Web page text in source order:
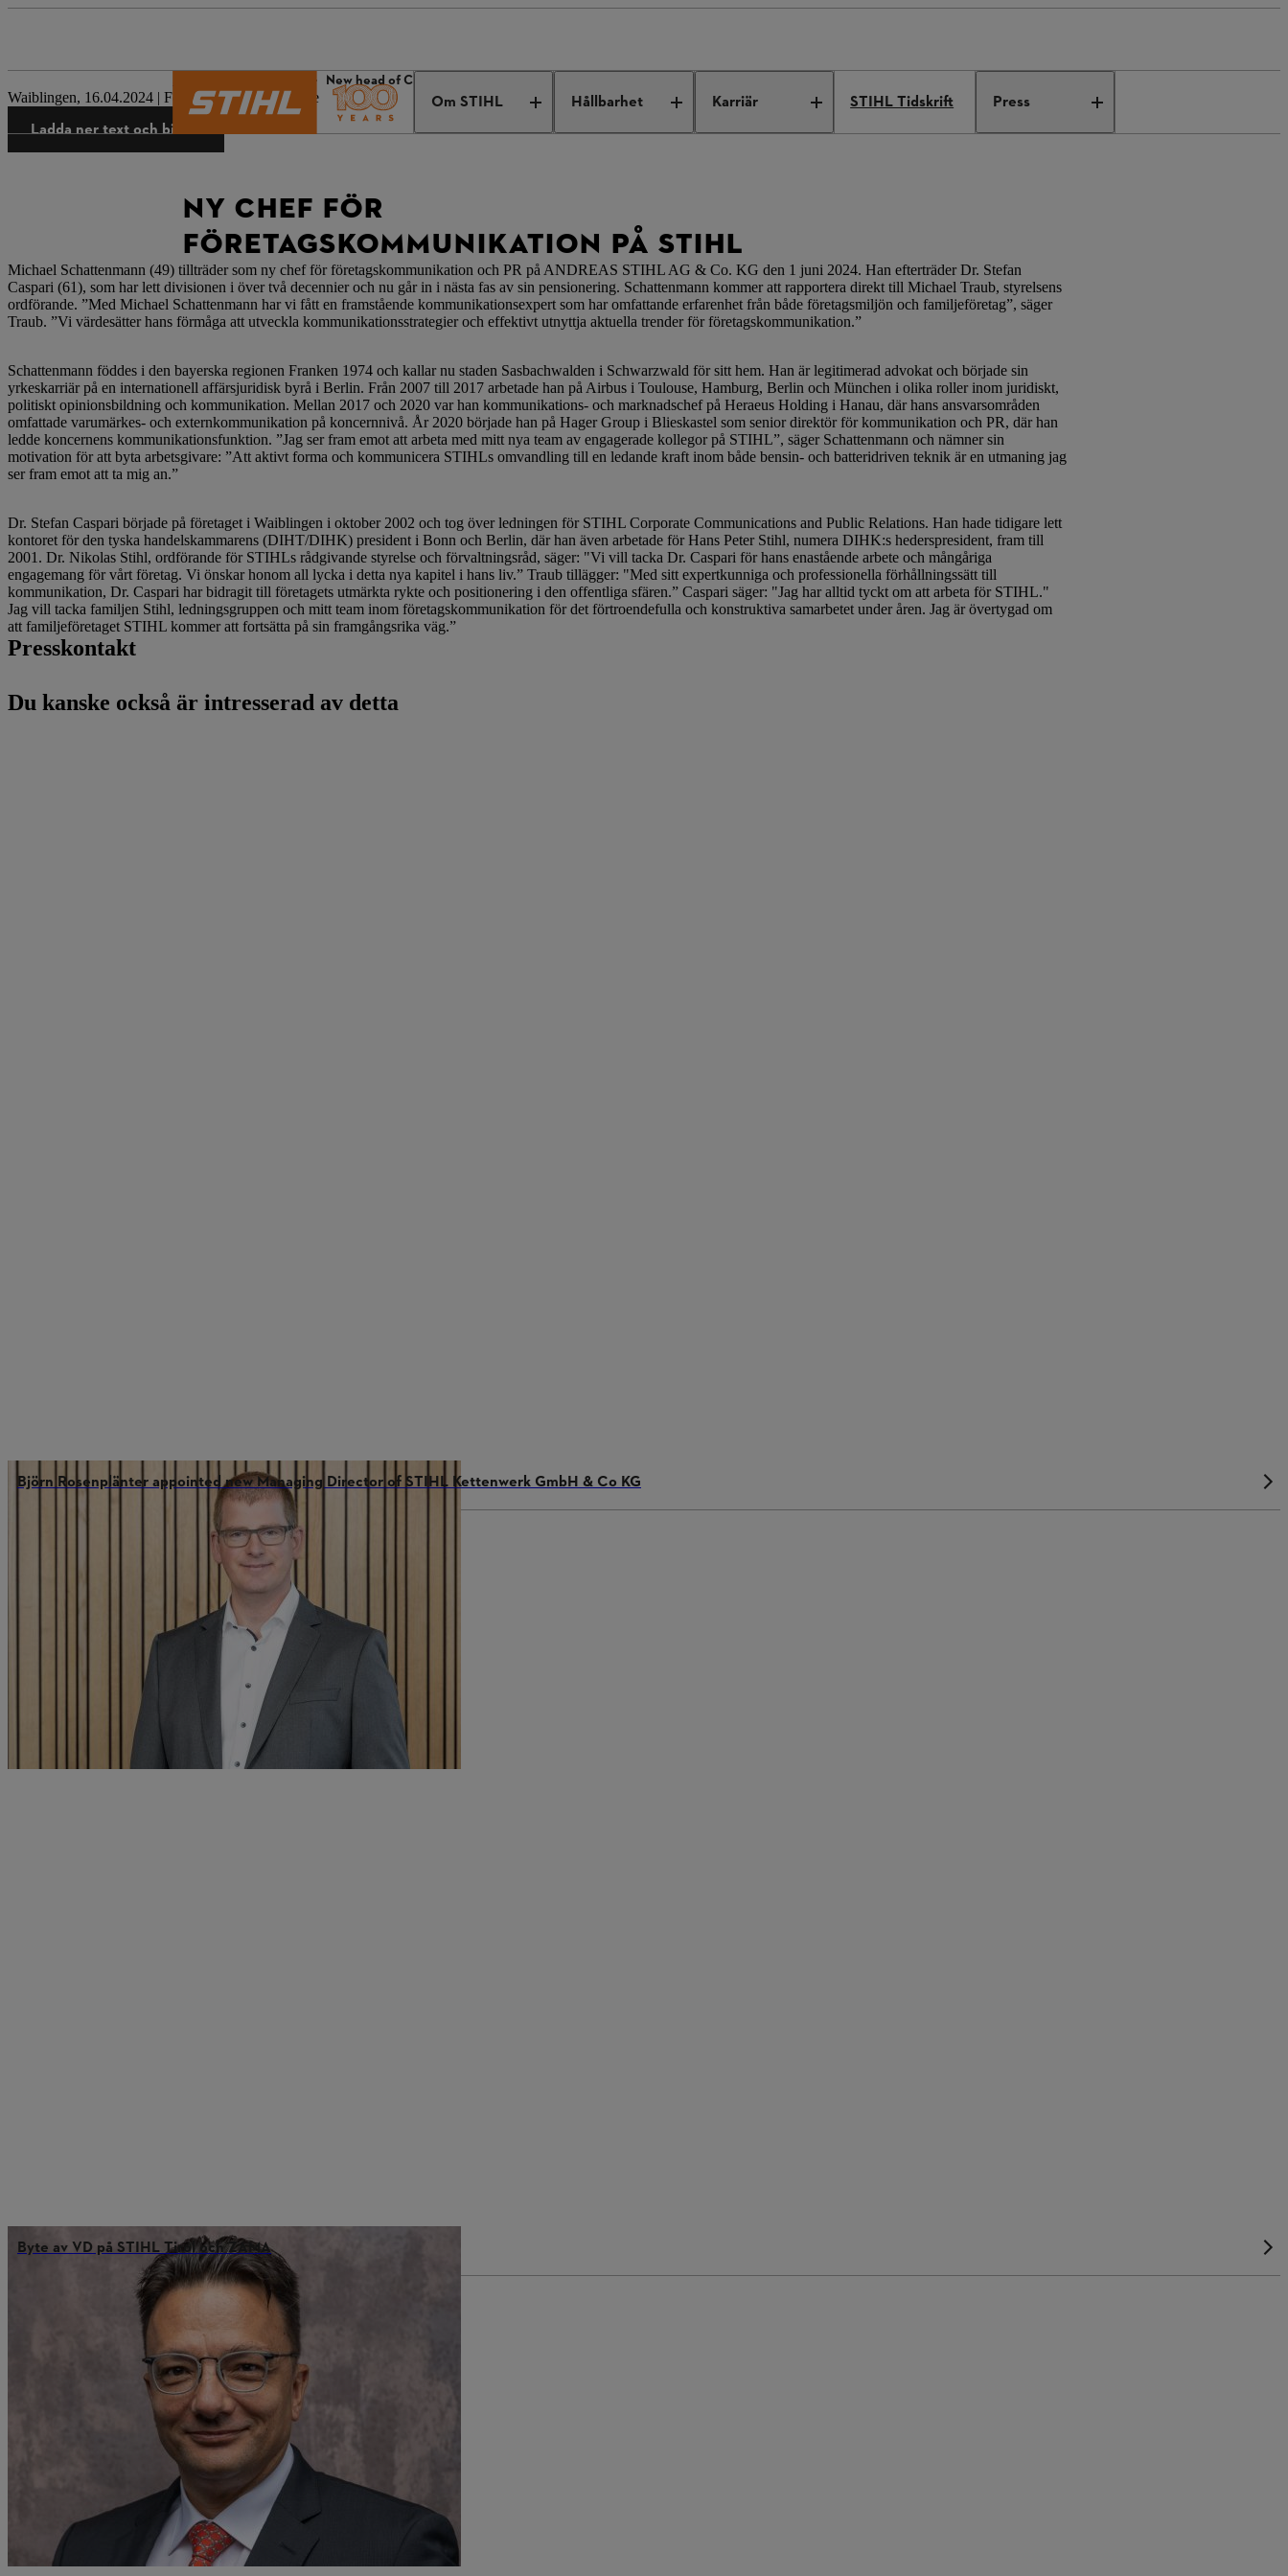
Om STIHL Hållbarhet Karriär STIHL Tidskrift Press
New head of Corporate Communications
Waiblingen, 16.04.2024 | Företagspressmeddelande
Ladda ner text och bilder
NY CHEF FÖR
FÖRETAGSKOMMUNIKATION PÅ STIHL
Michael Schattenmann (49) tillträder som ny chef för företagskommunikation och PR på ANDREAS STIHL AG & Co. KG den 1 juni 2024. Han efterträder Dr. Stefan
Caspari (61), som har lett divisionen i över två decennier och nu går in i nästa fas av sin pensionering. Schattenmann kommer att rapportera direkt till Michael Traub, styrelsens
ordförande. ”Med Michael Schattenmann har vi fått en framstående kommunikationsexpert som har omfattande erfarenhet från både företagsmiljön och familjeföretag”, säger
Traub. ”Vi värdesätter hans förmåga att utveckla kommunikationsstrategier och effektivt utnyttja aktuella trender för företagskommunikation.”
Schattenmann föddes i den bayerska regionen Franken 1974 och kallar nu staden Sasbachwalden i Schwarzwald för sitt hem. Han är legitimerad advokat och började sin
yrkeskarriär på en internationell affärsjuridisk byrå i Berlin. Från 2007 till 2017 arbetade han på Airbus i Toulouse, Hamburg, Berlin och München i olika roller inom juridiskt,
politiskt opinionsbildning och kommunikation. Mellan 2017 och 2020 var han kommunikations- och marknadschef på Heraeus Holding i Hanau, där hans ansvarsområden
omfattade varumärkes- och externkommunikation på koncernnivå. År 2020 började han på Hager Group i Blieskastel som senior direktör för kommunikation och PR, där han
ledde koncernens kommunikationsfunktion. ”Jag ser fram emot att arbeta med mitt nya team av engagerade kollegor på STIHL”, säger Schattenmann och nämner sin
motivation för att byta arbetsgivare: ”Att aktivt forma och kommunicera STIHLs omvandling till en ledande kraft inom både bensin- och batteridriven teknik är en utmaning jag
ser fram emot att ta mig an.”
Dr. Stefan Caspari började på företaget i Waiblingen i oktober 2002 och tog över ledningen för STIHL Corporate Communications and Public Relations. Han hade tidigare lett
kontoret för den tyska handelskammarens (DIHT/DIHK) president i Bonn och Berlin, där han även arbetade för Hans Peter Stihl, numera DIHK:s hederspresident, fram till
2001. Dr. Nikolas Stihl, ordförande för STIHLs rådgivande styrelse och förvaltningsråd, säger: "Vi vill tacka Dr. Caspari för hans enastående arbete och mångåriga
engagemang för vårt företag. Vi önskar honom all lycka i detta nya kapitel i hans liv.” Traub tillägger: "Med sitt expertkunniga och professionella förhållningssätt till
kommunikation, Dr. Caspari har bidragit till företagets utmärkta rykte och positionering i den offentliga sfären.” Caspari säger: "Jag har alltid tyckt om att arbeta för STIHL."
Jag vill tacka familjen Stihl, ledningsgruppen och mitt team inom företagskommunikation för det förtroendefulla och konstruktiva samarbetet under åren. Jag är övertygad om
att familjeföretaget STIHL kommer att fortsätta på sin framgångsrika väg.”
Presskontakt
Du kanske också är intresserad av detta
Björn Rosenplänter appointed new Managing Director of STIHL Kettenwerk GmbH & Co KG
Byte av VD på STIHL Tirol och ZAMA